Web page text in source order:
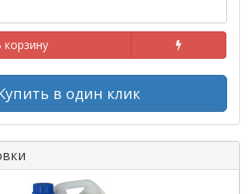
корзину
в один клик